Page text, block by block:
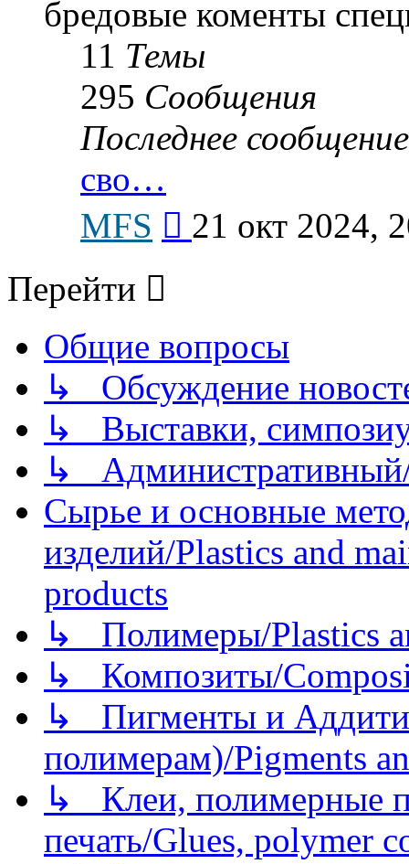
бредовые коменты
11 Темы
295 Сообщения
Последнее сообщение
сво…
MFS
последнему
21 окт 2024,
Перейти
Общие вопросы
↳ Обсуждение
↳ Выставки,
↳
Сырье и основные
изделий/Plastics and
products
↳ Полимеры/Plastics
↳ Композиты/
↳ Пигменты и
полимерам)/Pigments
↳ Клеи, полимерные
печать/Glues, polymer